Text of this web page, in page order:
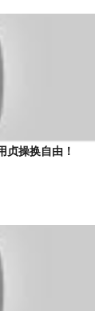
贞操换自由！